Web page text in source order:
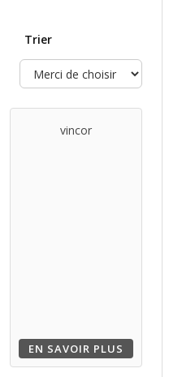
Trier
vincor
EN SAVOIR PLUS